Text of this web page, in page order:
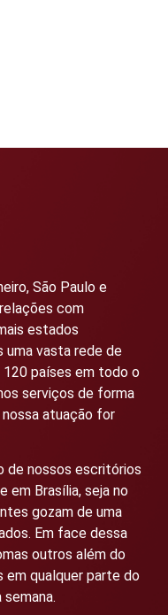
São Paulo e
com
estados
uma vasta rede de
países em todo o
serviços de forma
atuação for
de nossos escritórios
em Brasília, seja no
gozam de uma
Em face dessa
outros além do
em qualquer parte do
semana.